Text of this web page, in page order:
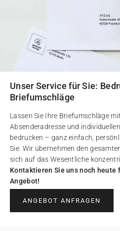
Unser Service für Sie:
Briefumschläge
Lassen Sie Ihre Briefumschläge
Absenderadresse und
bedrucken – ganz einfach,
Sie. Wir übernehmen den
sich auf das Wesentliche
Kontaktieren Sie uns noch
Angebot!
ANGEBOT ANFRAGEN